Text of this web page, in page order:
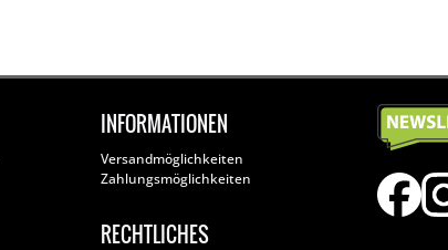
INFORMATIONEN
Versandmöglichkeiten
Zahlungsmöglichkeiten
RECHTLICHES